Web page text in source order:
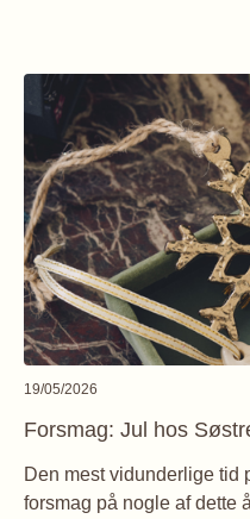
19/05/2026
Forsmag: Jul hos
Den mest vidunderlige tid
forsmag på nogle af dette